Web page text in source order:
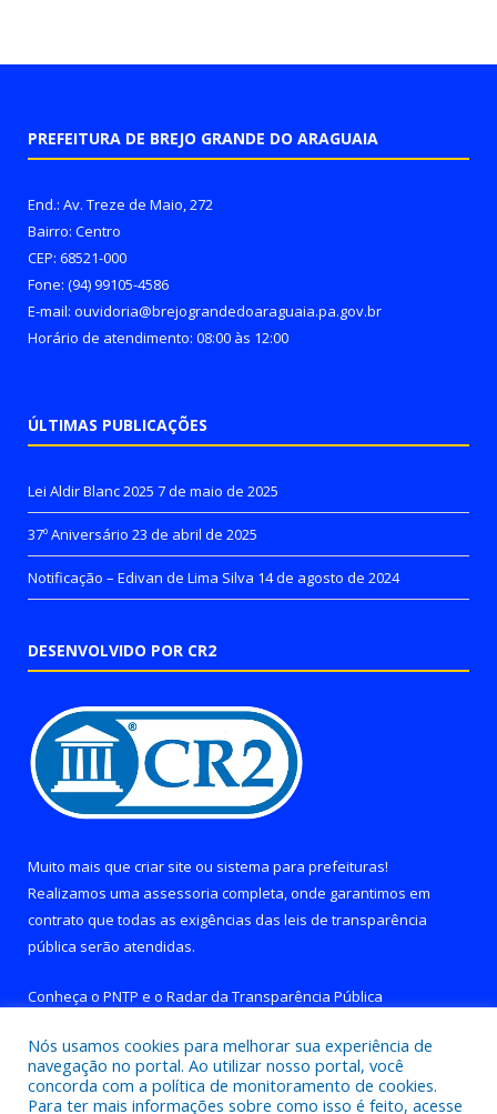
PREFEITURA DE BREJO GRANDE DO ARAGUAIA
End.: Av. Treze de Maio, 272
Bairro: Centro
CEP: 68521-000
Fone: (94) 99105-4586
E-mail: ouvidoria@brejograndedoaraguaia.pa.gov.br
Horário de atendimento: 08:00 às 12:00
ÚLTIMAS PUBLICAÇÕES
Lei Aldir Blanc 2025 7 de maio de 2025
37º Aniversário 23 de abril de 2025
Notificação – Edivan de Lima Silva 14 de agosto de 2024
DESENVOLVIDO POR CR2
Muito mais que criar site ou sistema para prefeituras!
Realizamos uma assessoria completa, onde garantimos em
contrato que todas as exigências das leis de transparência
pública serão atendidas.
Conheça o PNTP e o Radar da Transparência Pública
Nós usamos cookies para melhorar sua experiência de
navegação no portal. Ao utilizar nosso portal, você
concorda com a política de monitoramento de cookies.
Para ter mais informações sobre como isso é feito, acesse